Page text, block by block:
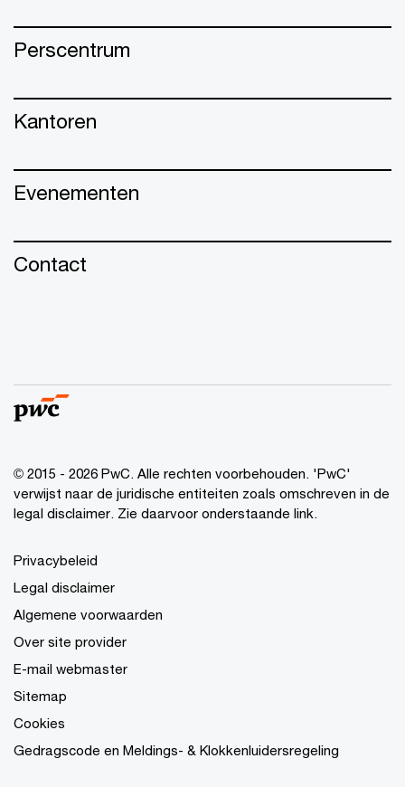
Perscentrum
Kantoren
Evenementen
Contact
© 2015 - 2026 PwC. Alle rechten voorbehouden. 'PwC'
verwijst naar de juridische entiteiten zoals omschreven in de
legal disclaimer. Zie daarvoor onderstaande link.
Privacybeleid
Legal disclaimer
Algemene voorwaarden
Over site provider
E-mail webmaster
Sitemap
Cookies
Gedragscode en Meldings- & Klokkenluidersregeling